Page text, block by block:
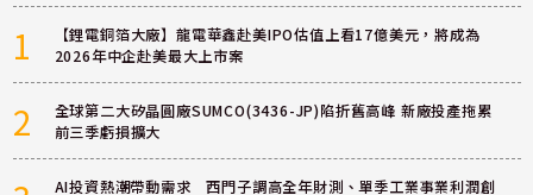
1
【鋰電銅箔大廠】龍電華鑫赴美IPO估值上看17億美元，將成為
2026年中企赴美最大上市案
2
全球第二大矽晶圓廠SUMCO(3436-JP)陷折舊高峰 新廠投產拖累
前三季虧損擴大
AI投資熱潮帶動需求 西門子調高全年財測、單季工業事業利潤創